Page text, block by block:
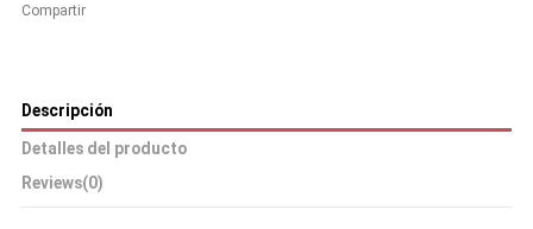
Compartir
Descripción
Detalles del producto
Reviews(0)